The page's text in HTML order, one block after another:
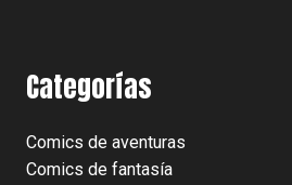
Categorías
Comics de aventuras
Comics de fantasía